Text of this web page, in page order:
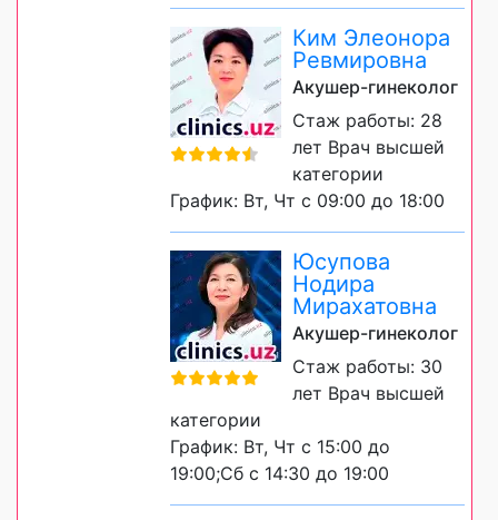
Ким Элеонора
Ревмировна
Акушер-гинеколог
Стаж работы: 28
лет Врач высшей
категории
График: Вт, Чт с 09:00 до 18:00
Юсупова
Нодира
Мирахатовна
Акушер-гинеколог
Стаж работы: 30
лет Врач высшей
категории
График: Вт, Чт с 15:00 до
19:00;Сб с 14:30 до 19:00